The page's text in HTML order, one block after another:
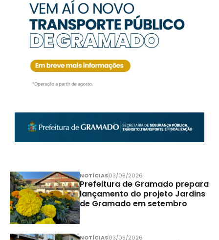
NOTÍCIAS03/08/2026
Prefeitura de Gramado prepara
lançamento do projeto Jardins
de Gramado em setembro
NOTÍCIAS03/08/2026